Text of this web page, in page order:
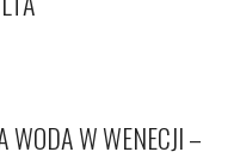
WODA W WENECJI –